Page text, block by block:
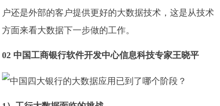
户还是外部的客户提供更好的大数据技术，这是从技术
方面来看大数据下一步做的工作。
02 中国工商银行软件开发中心信息科技专家王晓平